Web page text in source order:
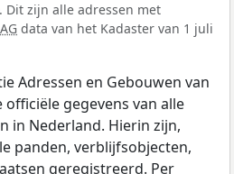
Dit zijn alle adressen met
data van het Kadaster van 1 juli
Adressen en Gebouwen van
gegevens van alle
in Nederland. Hierin zijn,
panden, verblijfsobjecten,
geregistreerd. Per